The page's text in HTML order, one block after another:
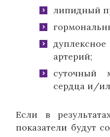
липидный
артерий;
суточный
сердца и/
Если в
показатели будут